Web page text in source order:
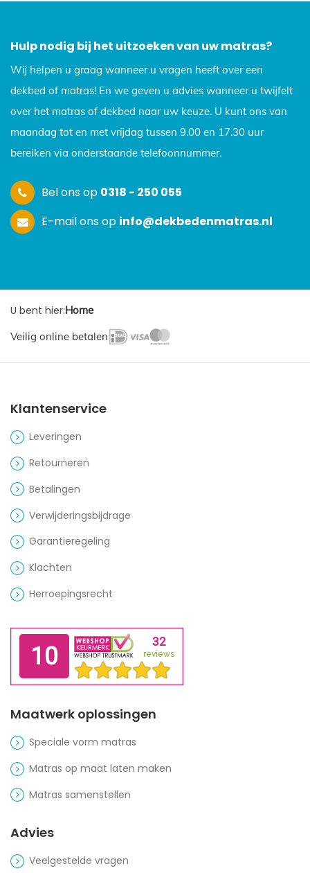
Hulp nodig bij het uitzoeken van uw matras?
Wij helpen u graag wanneer u vragen heeft over een
dekbed of matras! En we geven u advies wanneer u twijfelt
over het matras of dekbed naar uw keuze. U kunt ons van
maandag tot en met vrijdag tussen 9.00 en 17.30 uur
bereiken via onderstaande telefoonnummer.
Bel ons op 0318 - 250 055
E-mail ons op info@dekbedenmatras.nl
U bent hier:Home
Veilig online betalen
Klantenservice
Leveringen
Retourneren
Betalingen
Verwijderingsbijdrage
Garantieregeling
Klachten
Herroepingsrecht
Maatwerk oplossingen
Speciale vorm matras
Matras op maat laten maken
Matras samenstellen
Advies
Veelgestelde vragen